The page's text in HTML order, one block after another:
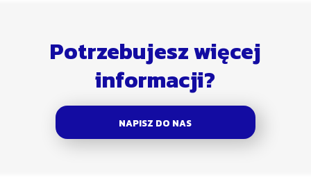
Potrzebujesz więcej
informacji?
NAPISZ DO NAS